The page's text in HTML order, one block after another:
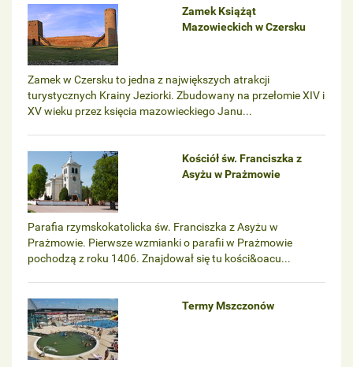
Zamek Książąt
Mazowieckich w Czersku
Zamek w Czersku to jedna z największych atrakcji
turystycznych Krainy Jeziorki. Zbudowany na przełomie XIV i
XV wieku przez księcia mazowieckiego Janu...
Kościół św. Franciszka z
Asyżu w Prażmowie
Parafia rzymskokatolicka św. Franciszka z Asyżu w
Prażmowie. Pierwsze wzmianki o parafii w Prażmowie
pochodzą z roku 1406. Znajdował się tu kości&oacu...
Termy Mszczonów